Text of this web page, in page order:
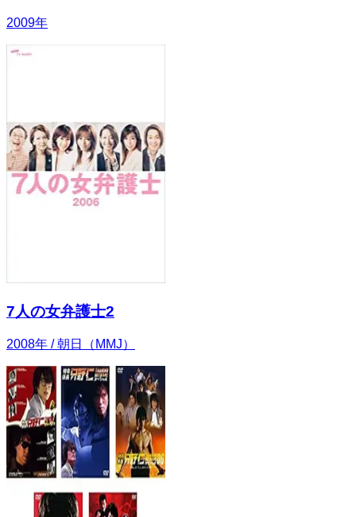
2009年
7人の女弁護士2
2008年 / 朝日（MMJ）